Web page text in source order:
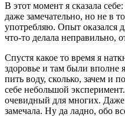
В этот момент я сказала
даже замечательно, но не в
употребляю. Опыт оказался
что-то делала неправильно,
Спустя какое то время я
здоровье и там были вполне
пить воду, сколько, зачем и
себе небольшой
очевидный для многих.
замечала. Ну да ладно, обо